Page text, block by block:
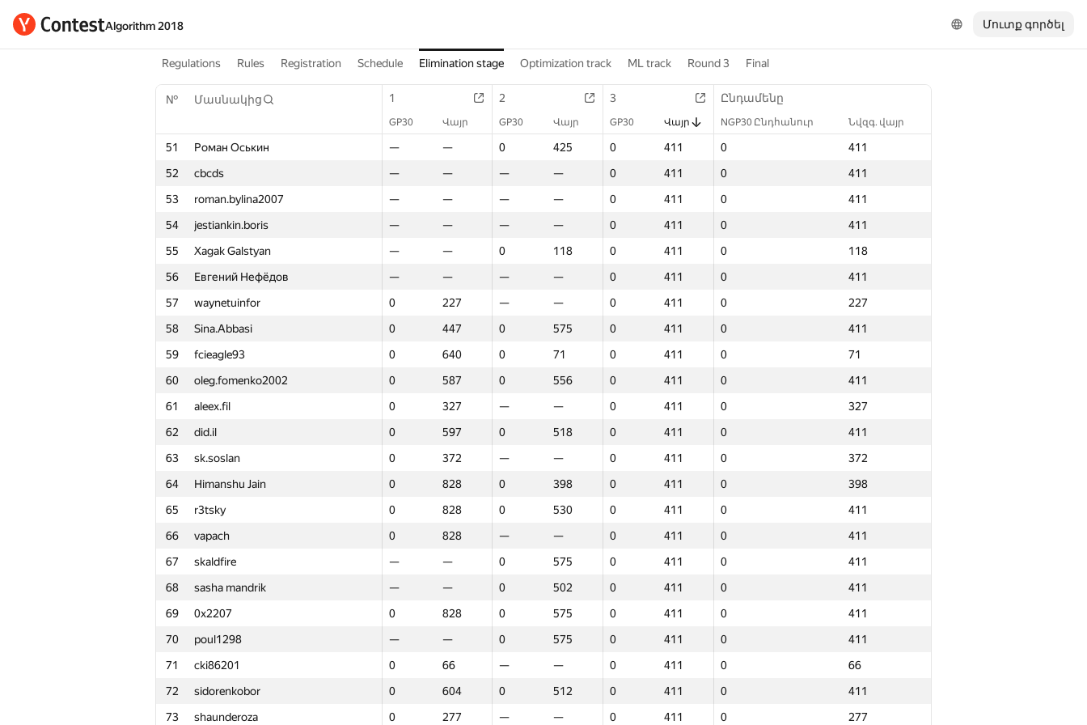
Algorithm 2018 Մուտք գործել
Regulations Rules Registration Schedule Elimination stage Optimization track ML track Round 3 Final
№ Մասնակից 1 2 3 Ընդամենը
GP30 Վայր GP30 Վայր GP30 Վայր NGP30 Ընդհանուր Նվզգ. վայր
51 Роман Оськин — — 0 425 0 411 0
411
52
cbcds — — — — 0 411 0
411
53
roman.bylina2007 — — — — 0 411 0
411
54
jestiankin.boris — — — — 0 411 0
411
55
Xagak Galstyan — — 0 118 0 411 0
118
56
Евгений Нефёдов — — — — 0 411 0
411
57
waynetuinfor 0 227 — — 0 411 0
227
58
Sina.Abbasi 0 447 0 575 0 411 0
411
59
fcieagle93 0 640 0 71 0 411 0
71
60
oleg.fomenko2002 0 587 0 556 0 411 0
411
61
aleex.fil 0 327 — — 0 411 0
327
62
did.il 0 597 0 518 0 411 0
411
63
sk.soslan 0 372 — — 0 411 0
372
64
Himanshu Jain 0 828 0 398 0 411 0
398
65
r3tsky 0 828 0 530 0 411 0
411
66
vapach 0 828 — — 0 411 0
411
67
skaldfire — — 0 575 0 411 0
411
68
sasha mandrik — — 0 502 0 411 0
411
69
0x2207 0 828 0 575 0 411 0
411
70
poul1298 — — 0 575 0 411 0
411
71
cki86201 0 66 — — 0 411 0
66
72
sidorenkobor 0 604 0 512 0 411 0
411
73
shaunderoza 0 277 — — 0 411 0
277
Մասնակից 1 2 3 Ընդամենը
GP30 Վայր GP30 Վայր NGP30 Ընդհանուր Նվզգ. վայր